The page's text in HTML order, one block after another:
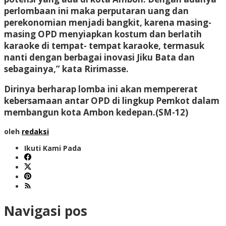
perlombaan ini maka perputaran uang dan
perekonomian menjadi bangkit, karena masing-
masing OPD menyiapkan kostum dan berlatih
karaoke di tempat- tempat karaoke, termasuk
nanti dengan berbagai inovasi Jiku Bata dan
sebagainya,” kata Ririmasse.
Dirinya berharap lomba ini akan mempererat
kebersamaan antar OPD di lingkup Pemkot dalam
membangun kota Ambon kedepan.(SM-12)
oleh redaksi
Ikuti Kami Pada
Navigasi pos